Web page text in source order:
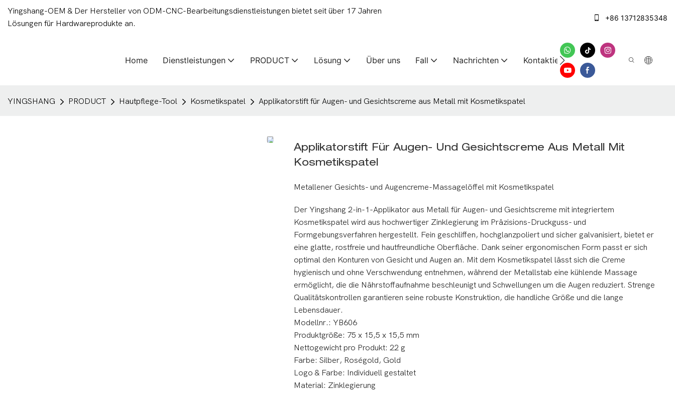
Yingshang-OEM & Der Hersteller von ODM-CNC-Bearbeitungsdienstleistungen bietet seit über 17 Jahren
Lösungen für Hardwareprodukte an.
+86 13712835348
Home Dienstleistungen PRODUCT Lösung Über uns Fall Nachrichten Kontaktieren Sie uns
YINGSHANG PRODUCT Hautpflege-Tool Kosmetikspatel Applikatorstift für Augen- und Gesichtscreme aus Metall mit Kosmetikspatel
Applikatorstift Für Augen- Und Gesichtscreme Aus Metall Mit
Kosmetikspatel
Metallener Gesichts- und Augencreme-Massagelöffel mit Kosmetikspatel
Der Yingshang 2-in-1-Applikator aus Metall für Augen- und Gesichtscreme mit integriertem
Kosmetikspatel wird aus hochwertiger Zinklegierung im Präzisions-Druckguss- und
Formgebungsverfahren hergestellt. Fein geschliffen, hochglanzpoliert und sicher galvanisiert, bietet er
eine glatte, rostfreie und hautfreundliche Oberfläche. Dank seiner ergonomischen Form passt er sich
optimal den Konturen von Gesicht und Augen an. Mit dem Kosmetikspatel lässt sich die Creme
hygienisch und ohne Verschwendung entnehmen, während der Metallstab eine kühlende Massage
ermöglicht, die die Nährstoffaufnahme beschleunigt und Schwellungen um die Augen reduziert. Strenge
Qualitätskontrollen garantieren seine robuste Konstruktion, die handliche Größe und die lange
Lebensdauer.
Modellnr.: YB606
Produktgröße: 75 x 15,5 x 15,5 mm
Nettogewicht pro Produkt: 22 g
Farbe: Silber, Roségold, Gold
Logo & Farbe: Individuell gestaltet
Material: Zinklegierung